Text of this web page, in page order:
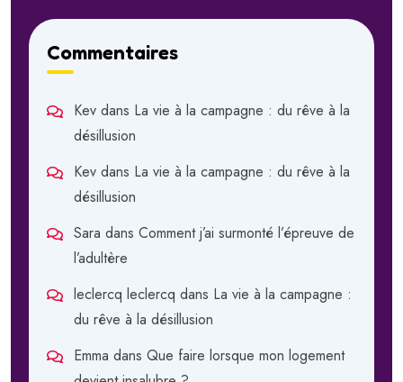
Commentaires
Kev dans La vie à la campagne : du rêve à la
désillusion
Kev dans La vie à la campagne : du rêve à la
désillusion
Sara dans Comment j’ai surmonté l’épreuve de
l’adultère
leclercq leclercq dans La vie à la campagne :
du rêve à la désillusion
Emma dans Que faire lorsque mon logement